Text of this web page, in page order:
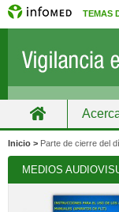
TEMAS
Grupos
Inicio > Parte de cierre del
MEDIOS